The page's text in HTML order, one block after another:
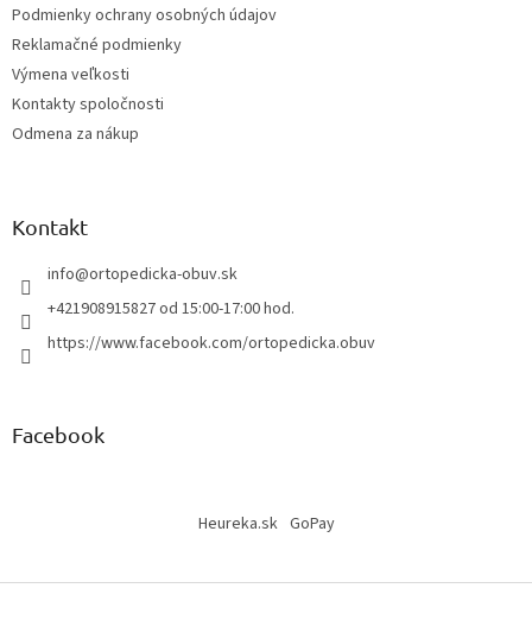
Podmienky ochrany osobných údajov
Reklamačné podmienky
Výmena veľkosti
Kontakty spoločnosti
Odmena za nákup
Kontakt
info@ortopedicka-obuv.sk
+421908915827 od 15:00-17:00 hod.
https://www.facebook.com/ortopedicka.obuv
Facebook
Heureka.sk GoPay